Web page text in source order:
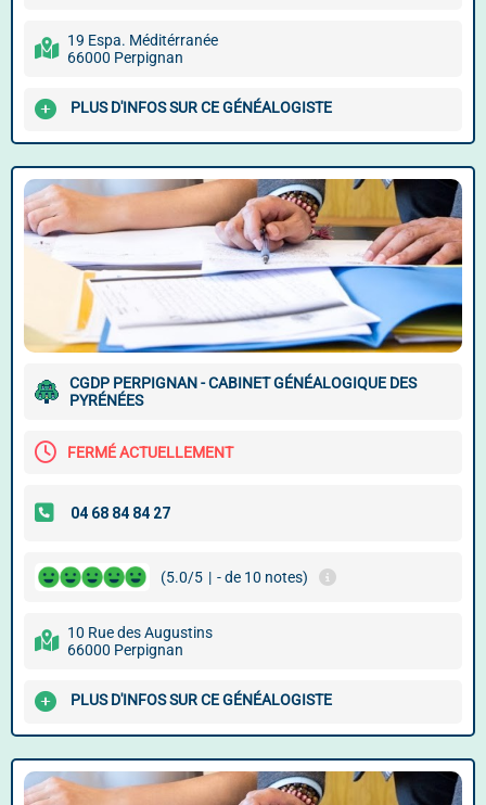
19 Espa. Méditérranée
66000 Perpignan
PLUS D'INFOS SUR CE GÉNÉALOGISTE
CGDP PERPIGNAN - CABINET GÉNÉALOGIQUE DES
PYRÉNÉES
FERMÉ ACTUELLEMENT
(5.0/5 | - de 10 notes)
10 Rue des Augustins
66000 Perpignan
PLUS D'INFOS SUR CE GÉNÉALOGISTE